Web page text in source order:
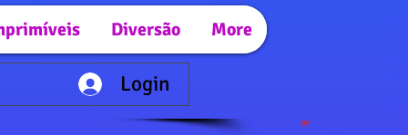
Diversão More
Login